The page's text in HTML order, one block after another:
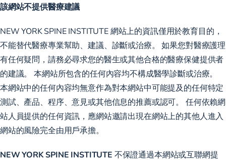
該網站不提供醫療建議
NEW YORK SPINE INSTITUTE 網站上的資訊僅用於教育目的，
不能替代醫療專業幫助、建議、診斷或治療。 如果您對醫療護理
有任何疑問，請務必尋求您的醫生或其他合格的醫療保健提供者
的建議。 本網站所包含的任何內容均不構成醫學診斷或治療。
本網站中的任何內容均無意作為對本網站中可能提及的任何特定
測試、產品、程序、意見或其他信息的推薦或認可。 任何依賴網
站人員提供的任何資訊，應網站邀請出現在網站上的其他人進入
網站的風險完全由用戶承擔。
NEW YORK SPINE INSTITUTE 不保證通過本網站或互聯網提